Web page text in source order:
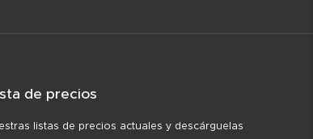
de precios
listas de precios actuales y descárguelas